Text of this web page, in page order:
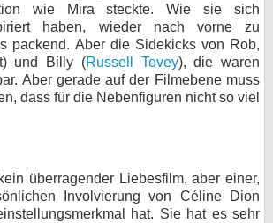
wie Mira steckte. Wie sie sich
haben, wieder nach vorne zu
packend. Aber die Sidekicks von Rob,
und Billy (Russell Tovey), die waren
Aber gerade auf der Filmebene muss
dass für die Nebenfiguren nicht so viel
überragender Liebesfilm, aber einer,
Involvierung von Céline Dion
hat. Sie hat es sehr